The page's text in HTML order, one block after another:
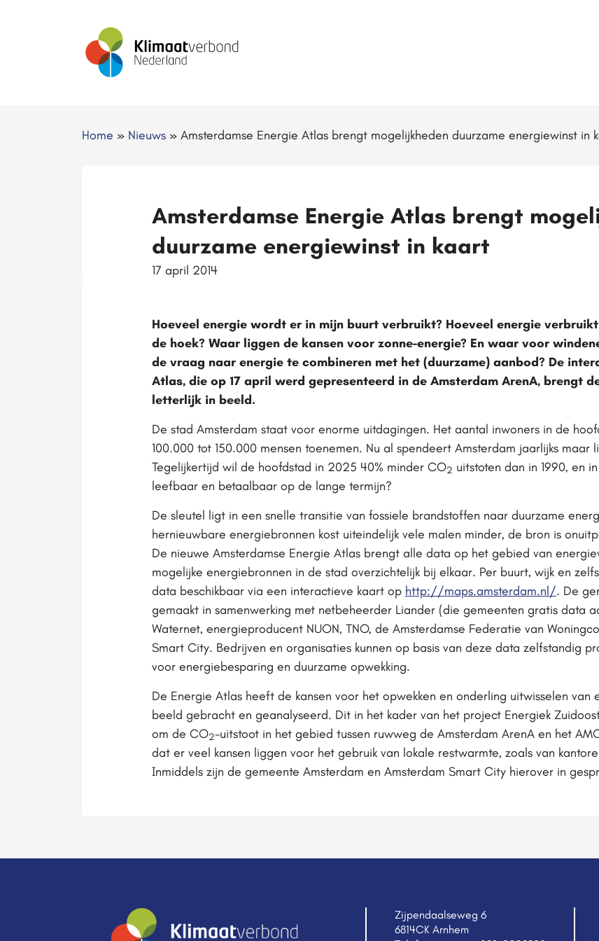
Home » Nieuws » Amsterdamse Energie Atlas brengt mogelijkheden duurzame energiewinst in
Amsterdamse Energie Atlas brengt
duurzame energiewinst in kaart
17 april 2014
Hoeveel energie wordt er in mijn buurt verbruikt? Hoeveel energie
de hoek? Waar liggen de kansen voor zonne-energie? En waar voor
de vraag naar energie te combineren met het (duurzame) aanbod? De
Atlas, die op 17 april werd gepresenteerd in de Amsterdam ArenA, brengt
letterlijk in beeld.
De stad Amsterdam staat voor enorme uitdagingen. Het aantal inwoners in de
100.000 tot 150.000 mensen toenemen. Nu al spendeert Amsterdam jaarlijks
Tegelijkertijd wil de hoofdstad in 2025 40% minder CO2 uitstoten dan in 1990, en
leefbaar en betaalbaar op de lange termijn?
De sleutel ligt in een snelle transitie van fossiele brandstoffen naar duurzame
hernieuwbare energiebronnen kost uiteindelijk vele malen minder, de bron is
De nieuwe Amsterdamse Energie Atlas brengt alle data op het gebied van
mogelijke energiebronnen in de stad overzichtelijk bij elkaar. Per buurt, wijk en
data beschikbaar via een interactieve kaart op http://maps.amsterdam.nl/. De
gemaakt in samenwerking met netbeheerder Liander (die gemeenten gratis data
Waternet, energieproducent NUON, TNO, de Amsterdamse Federatie van
Smart City. Bedrijven en organisaties kunnen op basis van deze data zelfstandig
voor energiebesparing en duurzame opwekking.
De Energie Atlas heeft de kansen voor het opwekken en onderling uitwisselen van
beeld gebracht en geanalyseerd. Dit in het kader van het project Energiek
om de CO2-uitstoot in het gebied tussen ruwweg de Amsterdam ArenA en het
dat er veel kansen liggen voor het gebruik van lokale restwarmte, zoals van
Inmiddels zijn de gemeente Amsterdam en Amsterdam Smart City hierover in
Zijpendaalseweg 6
6814CK Arnhem